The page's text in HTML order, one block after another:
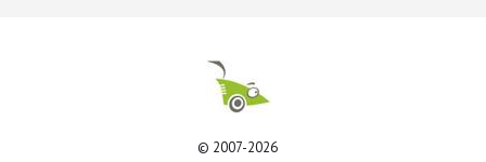
© 2007-2026